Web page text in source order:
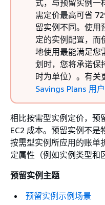
式，与预留实例一
需定价最高可省
留实例不同。使用
定的实例配置，而
地使用最能满足您
划时，您将承诺保
时为单位）。有关
Savings Plans 用
相比按需型实例定价，预
EC2 成本。预留实例不
按需型实例所应用的账单
定属性（例如实例类型和
预留实例主题
预留实例示例场景